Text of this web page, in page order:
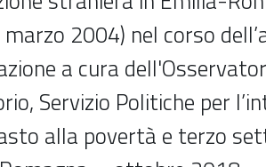
2004) nel corso
a cura
Servizio Politiche per
alla povertà e terzo